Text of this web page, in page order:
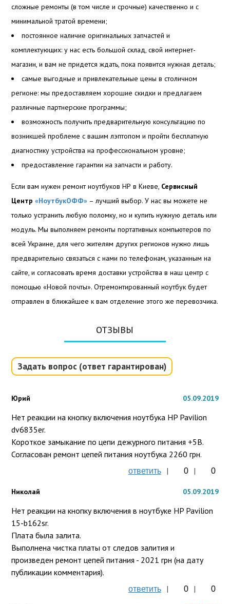
сложные ремонты (в том числе и срочные) качественно и с
минимальной тратой времени;
постоянное наличие оригинальных запчастей и
комплектующих: у нас есть большой склад, свой интернет-
магазин, и вам не придется ждать, пока появится нужная деталь;
самые выгодные и привлекательные цены в столичном
регионе: мы предоставляем хорошие скидки и предлагаем
различные партнерские программы;
возможность получить предварительную консультацию по
возникшей проблеме с вашим лэптопом и пройти бесплатную
диагностику устройства на профессиональном уровне;
предоставление гарантии на запчасти и работу.
Если вам нужен ремонт ноутбуков НР в Киеве, Сервисный
Центр«НоутбукОФФ» – лучший выбор. У нас вы можете не
только устранить любую поломку, но и купить нужную деталь или
модуль. Мы выполняем ремонты портативных компьютеров по
всей Украине, для чего жителям других регионов нужно лишь
предварительно связаться с нами по телефонам, указанным на
сайте, и согласовать время доставки устройства в наш центр с
помощью «Новой почты». Отремонтированный ноутбук будет
отправлен в ближайшее к вам отделение этого же перевозчика.
ОТЗЫВЫ
Задать вопрос (ответ гарантирован)
Юрий 05.09.2019
Нет реакции на кнопку включения ноутбука HP Pavilion
dv6835er.
Короткое замыкание по цепи дежурного питания +5В.
Согласован ремонт цепей питания ноутбука 2260 грн.
ответить | 0 | 0
Николай 05.09.2019
Нет реакции на кнопку включения в ноутбуке HP Pavilion
15-b162sr.
Плата была залита.
Выполнена чистка платы от следов залития и
произведен ремонт цепей питания - 2021 грн (на дату
публикации комментария).
ответить | 0 | 0